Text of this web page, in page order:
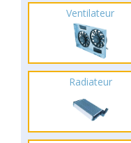
Ventilateur
Radiateur